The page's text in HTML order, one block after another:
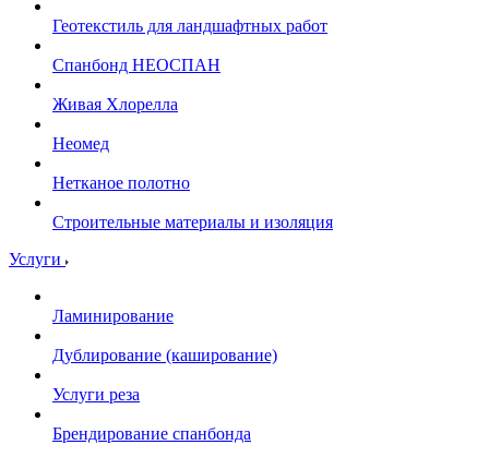
Геотекстиль для ландшафтных работ
Спанбонд НЕОСПАН
Живая Хлорелла
Нeомед
Нетканое полотно
Строительные материалы и изоляция
Услуги
Ламинирование
Дублирование (каширование)
Услуги реза
Брендирование спанбонда